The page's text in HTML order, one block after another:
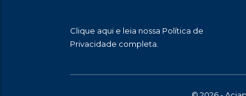
Clique aqui e leia nossa Política de
Privacidade completa.